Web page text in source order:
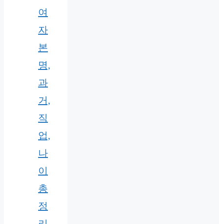
여
자
본
명,
과
거,
직
업,
나
이
총
정